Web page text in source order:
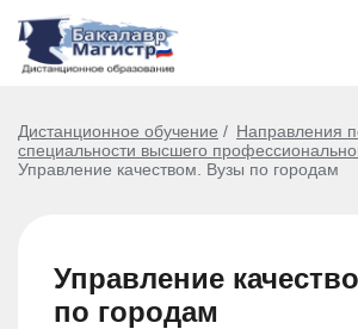
Дистанционное обучение
Направления
специальности высшего
Управление качеством. Вузы по городам
Управление
по городам